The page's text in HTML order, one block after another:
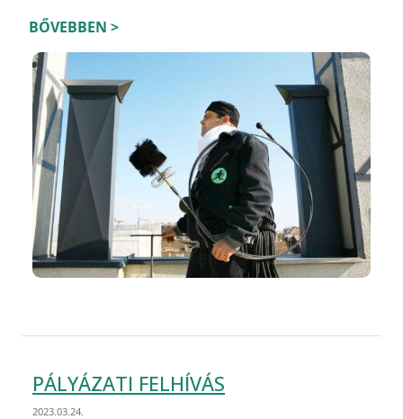
BŐVEBBEN >
PÁLYÁZATI FELHÍVÁS
2023.03.24.